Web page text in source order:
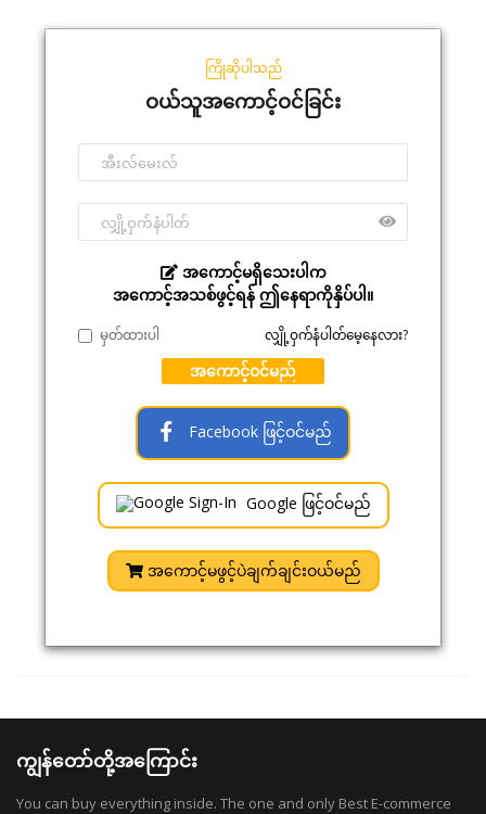
ကြိုဆိုပါသည်
ဝယ်သူအကောင့်ဝင်ခြင်း
အကောင့်မရှိသေးပါက
အကောင့်အသစ်ဖွင့်ရန် ဤနေရာကိုနှိပ်ပါ။
မှတ်ထားပါ လျှို့ဝှက်နံပါတ်မေ့နေလား?
အကောင့်ဝင်မည်
Facebook ဖြင့်ဝင်မည်
Google ဖြင့်ဝင်မည်
အကောင့်မဖွင့်ပဲချက်ချင်းဝယ်မည်
ကျွန်တော်တို့အကြောင်း
You can buy everything inside. The one and only Best E-commerce